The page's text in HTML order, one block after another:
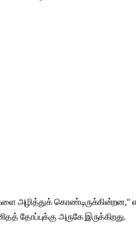
கொண்டிருக்கின்றன,"
தோப்புக்கு அருகே இருக்கிறது.